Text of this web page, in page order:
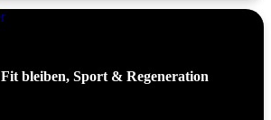
Fit bleiben, Sport & Regeneration